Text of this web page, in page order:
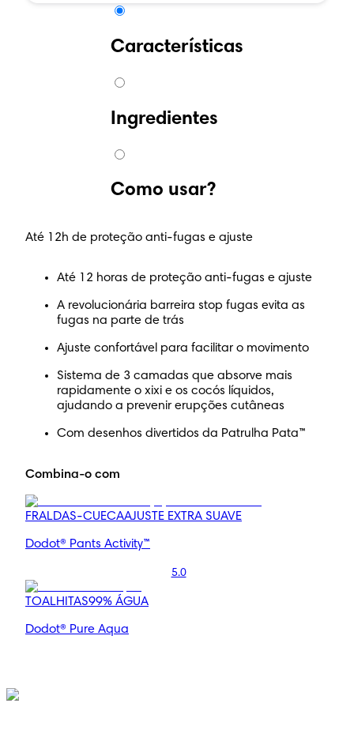
Características
Ingredientes
Como usar?
Até 12h de proteção anti-fugas e ajuste
Até 12 horas de proteção anti-fugas e ajuste
A revolucionária barreira stop fugas evita as
fugas na parte de trás
Ajuste confortável para facilitar o movimento
Sistema de 3 camadas que absorve mais
rapidamente o xixi e os cocós líquidos,
ajudando a prevenir erupções cutâneas
Com desenhos divertidos da Patrulha Pata™
Combina-o com
FRALDAS-CUECAAJUSTE EXTRA SUAVE
Dodot® Pants Activity™
5.0
TOALHITAS99% ÁGUA
Dodot® Pure Aqua